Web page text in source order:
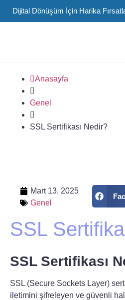
Dijital Dönüşüm İçin Harika
Anasayfa
Genel
SSL Sertifikası Nedir?
Mart 13, 2025
Genel
SSL
SSL Sertifikası
SSL (Secure Sockets Layer)
iletimini şifreleyen ve güvenli